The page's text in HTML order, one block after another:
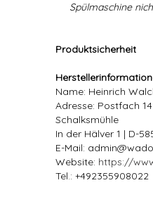
Spülmaschine
Produktsicherheit
Name: Heinrich
Adresse: Postfach
Schalksmühle
In der Hälver 1 | D-
E-Mail:
Website: https://
Tel.: +492355908022